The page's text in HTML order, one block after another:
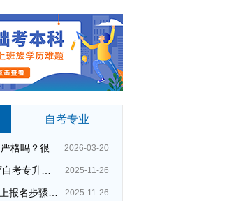
自考专业
26年广东小自考校考严格吗？很简单吗？ 2026-03-20
2026广东省小学教育自考专升本考试科目（+指引） 2025-11-26
今年广东自学考试网上报名步骤（全） 2025-11-26
专升本汉语言文学教育
初中自考
适合考夜校条件